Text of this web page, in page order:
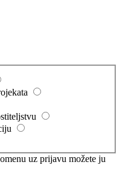
uz prijavu možete ju